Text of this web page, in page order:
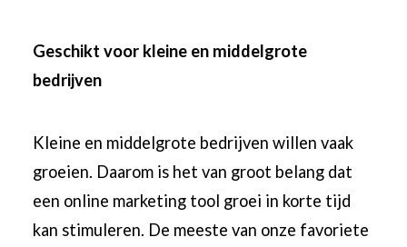
Geschikt voor kleine en middelgrote
bedrijven
Kleine en middelgrote bedrijven willen vaak
groeien. Daarom is het van groot belang dat
een online marketing tool groei in korte tijd
kan stimuleren. De meeste van onze favoriete